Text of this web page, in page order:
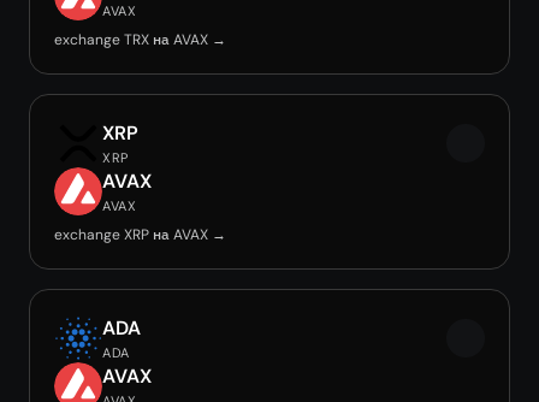
AVAX
exchange TRX на AVAX →
XRP
XRP
AVAX
AVAX
exchange XRP на AVAX →
ADA
ADA
AVAX